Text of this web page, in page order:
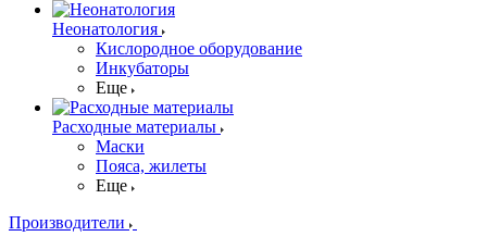
Неонатология
Кислородное оборудование
Инкубаторы
Еще
Расходные материалы
Маски
Пояса, жилеты
Еще
Производители